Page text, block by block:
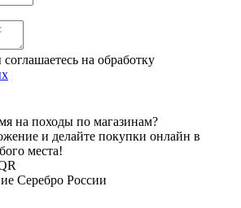
на обработку
на походы по магазинам?
и делайте покупки онлайн в
места!
Серебро России